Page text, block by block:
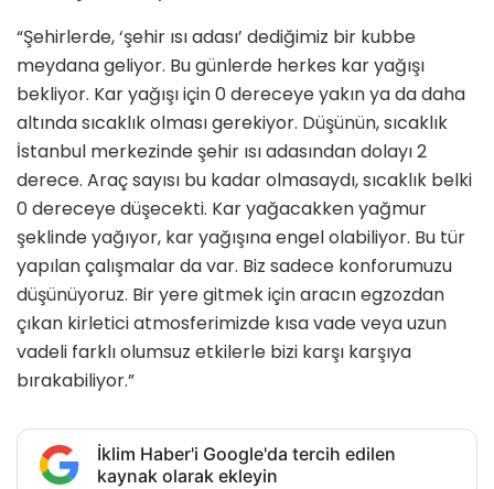
“Şehirlerde, ‘şehir ısı adası’ dediğimiz bir kubbe
meydana geliyor. Bu günlerde herkes kar yağışı
bekliyor. Kar yağışı için 0 dereceye yakın ya da daha
altında sıcaklık olması gerekiyor. Düşünün, sıcaklık
İstanbul merkezinde şehir ısı adasından dolayı 2
derece. Araç sayısı bu kadar olmasaydı, sıcaklık belki
0 dereceye düşecekti. Kar yağacakken yağmur
şeklinde yağıyor, kar yağışına engel olabiliyor. Bu tür
yapılan çalışmalar da var. Biz sadece konforumuzu
düşünüyoruz. Bir yere gitmek için aracın egzozdan
çıkan kirletici atmosferimizde kısa vade veya uzun
vadeli farklı olumsuz etkilerle bizi karşı karşıya
bırakabiliyor.”
İklim Haber'i Google'da tercih edilen
kaynak olarak ekleyin